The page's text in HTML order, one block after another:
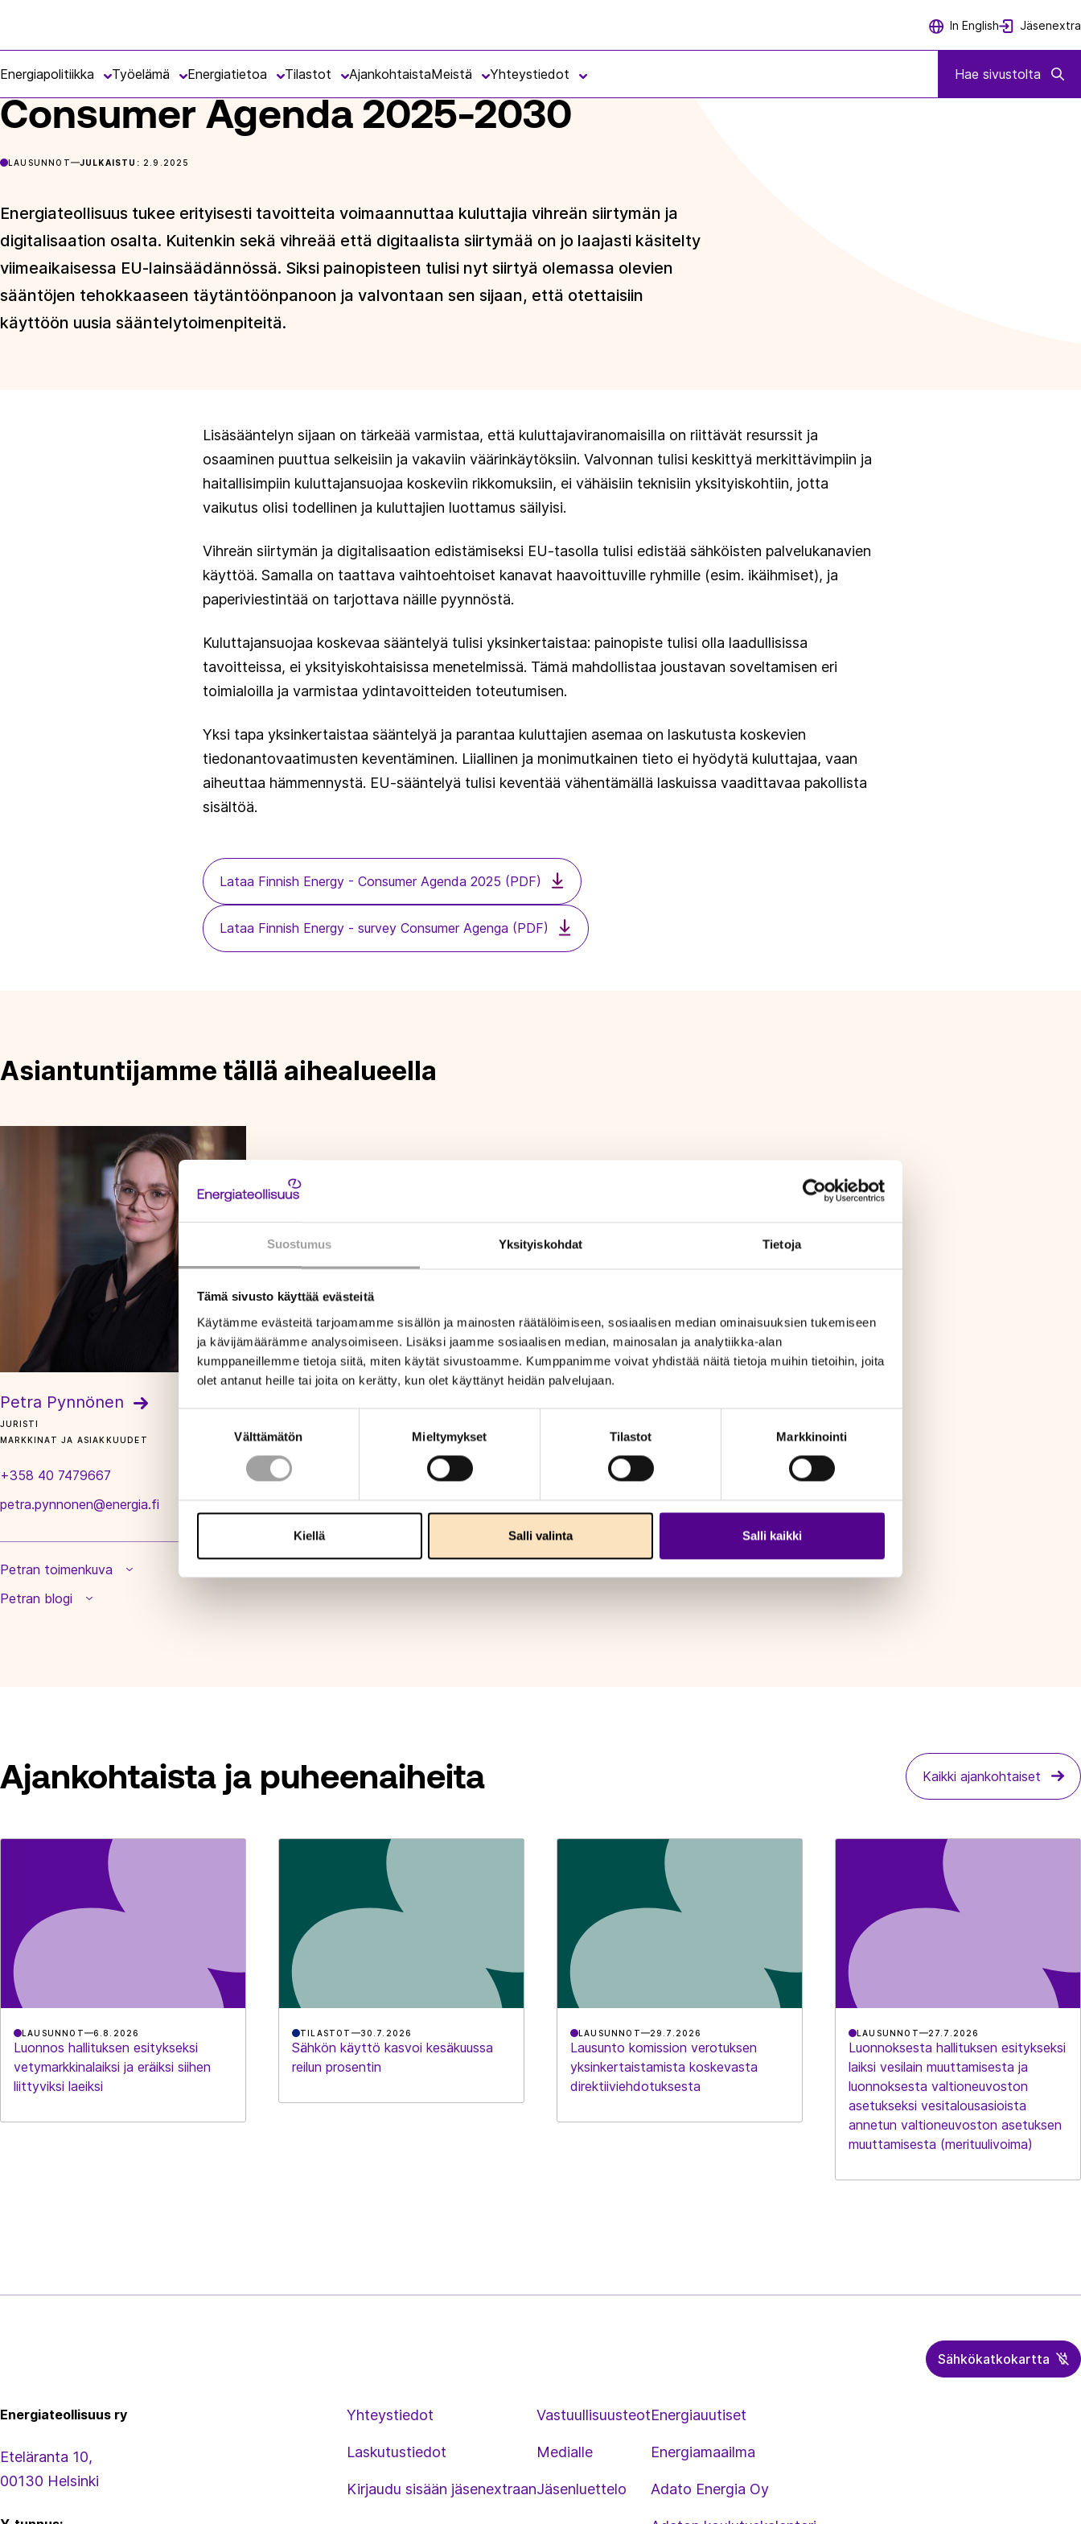
Suostumus Yksityiskohdat Tietoja
Tämä sivusto käyttää evästeitä
Käytämme evästeitä tarjoamamme sisällön ja mainosten räätälöimiseen, sosiaalisen median ominaisuuksien tukemiseen
ja kävijämäärämme analysoimiseen. Lisäksi jaamme sosiaalisen median, mainosalan ja analytiikka-alan
kumppaneillemme tietoja siitä, miten käytät sivustoamme. Kumppanimme voivat yhdistää näitä tietoja muihin tietoihin, joita
olet antanut heille tai joita on kerätty, kun olet käyttänyt heidän palvelujaan.
Välttämätön Mieltymykset Tilastot Markkinointi
Kiellä Salli valinta Salli kaikki
In English Jäsenextra
Energiapolitiikka Työelämä Energiatietoa Tilastot AjankohtaistaMeistä Yhteystiedot Hae sivustolta
Consumer Agenda 2025-2030
LAUSUNNOT JULKAISTU: 2.9.2025
Energiateollisuus tukee erityisesti tavoitteita voimaannuttaa kuluttajia vihreän siirtymän ja
digitalisaation osalta. Kuitenkin sekä vihreää että digitaalista siirtymää on jo laajasti käsitelty
viimeaikaisessa EU-lainsäädännössä. Siksi painopisteen tulisi nyt siirtyä olemassa olevien
sääntöjen tehokkaaseen täytäntöönpanoon ja valvontaan sen sijaan, että otettaisiin
käyttöön uusia sääntelytoimenpiteitä.
Lisäsääntelyn sijaan on tärkeää varmistaa, että kuluttajaviranomaisilla on riittävät resurssit ja
osaaminen puuttua selkeisiin ja vakaviin väärinkäytöksiin. Valvonnan tulisi keskittyä merkittävimpiin ja
haitallisimpiin kuluttajansuojaa koskeviin rikkomuksiin, ei vähäisiin teknisiin yksityiskohtiin, jotta
vaikutus olisi todellinen ja kuluttajien luottamus säilyisi.
Vihreän siirtymän ja digitalisaation edistämiseksi EU-tasolla tulisi edistää sähköisten palvelukanavien
käyttöä. Samalla on taattava vaihtoehtoiset kanavat haavoittuville ryhmille (esim. ikäihmiset), ja
paperiviestintää on tarjottava näille pyynnöstä.
Kuluttajansuojaa koskevaa sääntelyä tulisi yksinkertaistaa: painopiste tulisi olla laadullisissa
tavoitteissa, ei yksityiskohtaisissa menetelmissä. Tämä mahdollistaa joustavan soveltamisen eri
toimialoilla ja varmistaa ydintavoitteiden toteutumisen.
Yksi tapa yksinkertaistaa sääntelyä ja parantaa kuluttajien asemaa on laskutusta koskevien
tiedonantovaatimusten keventäminen. Liiallinen ja monimutkainen tieto ei hyödytä kuluttajaa, vaan
aiheuttaa hämmennystä. EU-sääntelyä tulisi keventää vähentämällä laskuissa vaadittavaa pakollista
sisältöä.
Lataa Finnish Energy - Consumer Agenda 2025 (PDF)
Lataa Finnish Energy - survey Consumer Agenga (PDF)
Asiantuntijamme tällä aihealueella
Petra Pynnönen
JURISTI
MARKKINAT JA ASIAKKUUDET
+358 40 7479667
petra.pynnonen@energia.fi
Petran toimenkuva
Petran blogi
Ajankohtaista ja puheenaiheita Kaikki ajankohtaiset
LAUSUNNOT 6.8.2026
Luonnos hallituksen esitykseksi
vetymarkkinalaiksi ja eräiksi siihen
liittyviksi laeiksi
TILASTOT 30.7.2026
Sähkön käyttö kasvoi kesäkuussa
reilun prosentin
LAUSUNNOT 29.7.2026
Lausunto komission verotuksen
yksinkertaistamista koskevasta
direktiiviehdotuksesta
LAUSUNNOT 27.7.2026
Luonnoksesta hallituksen esitykseksi
laiksi vesilain muuttamisesta ja
luonnoksesta valtioneuvoston
asetukseksi vesitalousasioista
annetun valtioneuvoston asetuksen
muuttamisesta (merituulivoima)
Sähkökatkokartta
Energiateollisuus ry
Eteläranta 10,
00130 Helsinki
Yhteystiedot
Laskutustiedot
Kirjaudu sisään jäsenextraan
Vastuullisuusteot
Medialle
Jäsenluettelo
Energiauutiset
Energiamaailma
Adato Energia Oy